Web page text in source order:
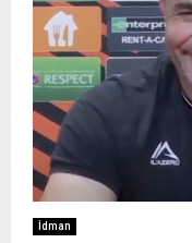
İdman